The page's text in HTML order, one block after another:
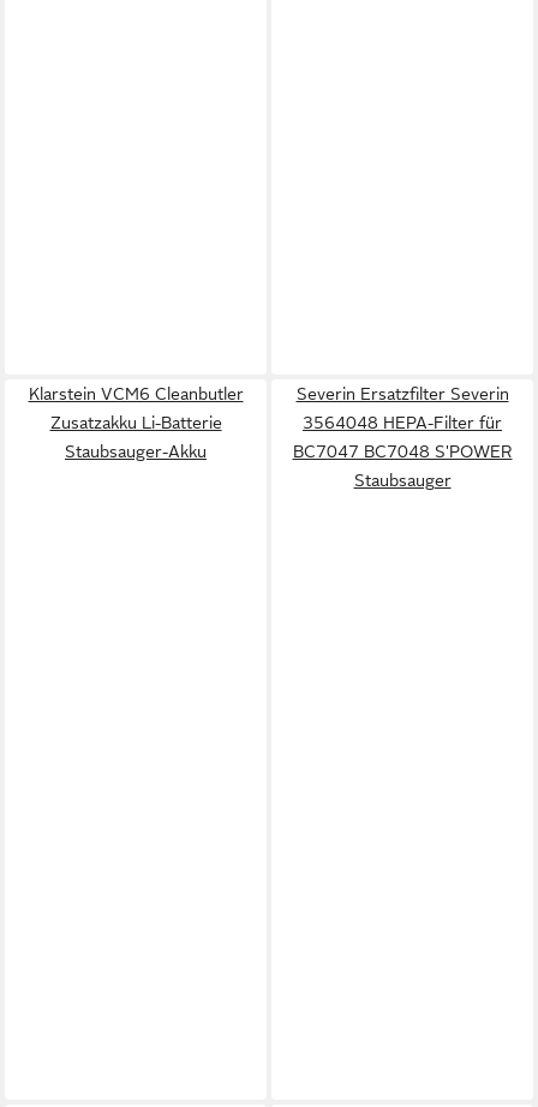
Klarstein VCM6 Cleanbutler
Zusatzakku Li-Batterie
Staubsauger-Akku
Severin Ersatzfilter Severin
3564048 HEPA-Filter für
BC7047 BC7048 S'POWER
Staubsauger